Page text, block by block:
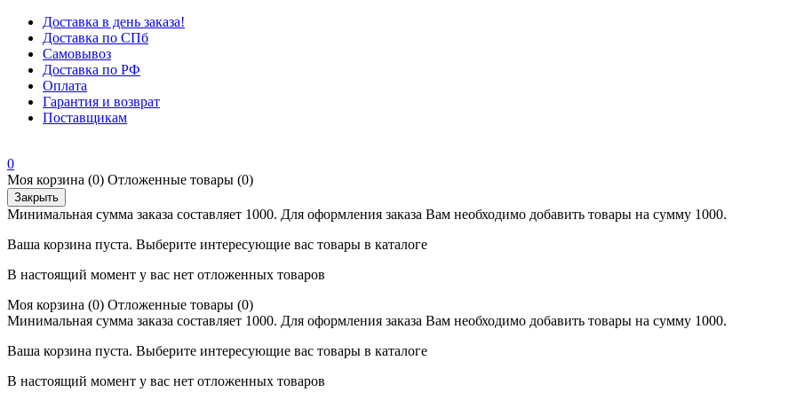
Доставка в день заказа!
Доставка по СПб
Самовывоз
Доставка по РФ
Оплата
Гарантия и возврат
Поставщикам
0
Моя корзина (0) Отложенные товары (0)
Закрыть
Минимальная сумма заказа составляет 1000. Для оформления заказа Вам необходимо добавить товары на сумму 1000.
Ваша корзина пуста. Выберите интересующие вас товары в каталоге
В настоящий момент у вас нет отложенных товаров
Моя корзина (0) Отложенные товары (0)
Минимальная сумма заказа составляет 1000. Для оформления заказа Вам необходимо добавить товары на сумму 1000.
Ваша корзина пуста. Выберите интересующие вас товары в каталоге
В настоящий момент у вас нет отложенных товаров